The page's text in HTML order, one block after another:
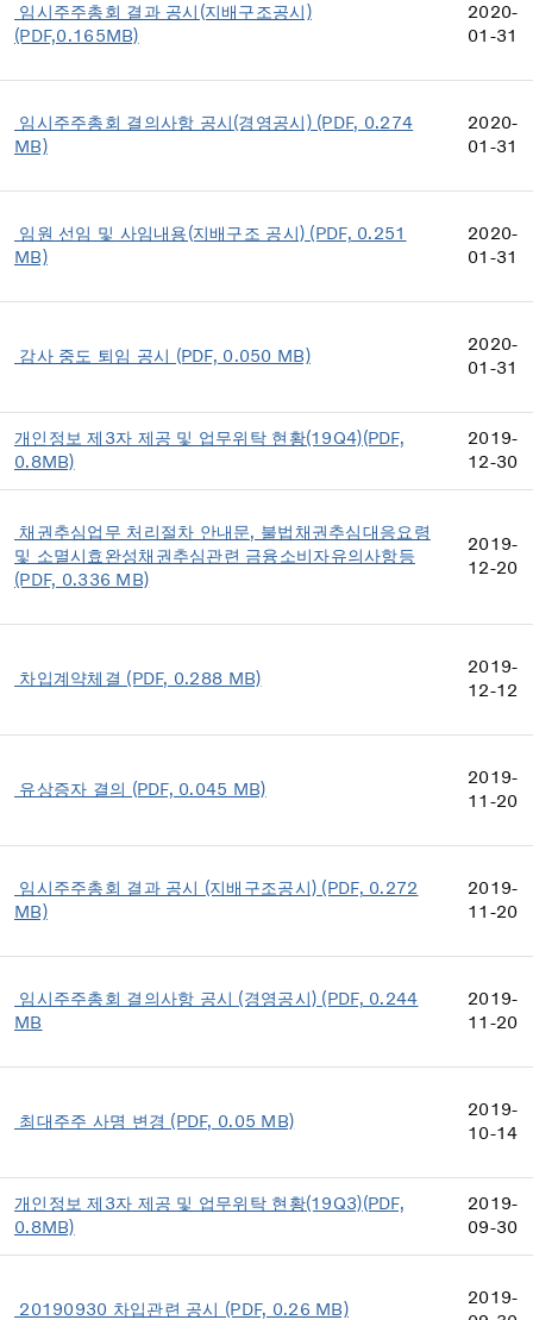
임시주주총회 결과 공시(지배구조공시)
(PDF,0.165MB)
2020-
01-31
임시주주총회 결의사항 공시(경영공시) (PDF, 0.274
MB)
2020-
01-31
임원 선임 및 사임내용(지배구조 공시) (PDF, 0.251
MB)
2020-
01-31
감사 중도 퇴임 공시 (PDF, 0.050 MB)
2020-
01-31
개인정보 제3자 제공 및 업무위탁 현황(19Q4)(PDF,
0.8MB)
2019-
12-30
채권추심업무 처리절차 안내문, 불법채권추심대응요령
및 소멸시효완성채권추심관련 금융소비자유의사항등
(PDF, 0.336 MB)
2019-
12-20
차입계약체결 (PDF, 0.288 MB)
2019-
12-12
유상증자 결의 (PDF, 0.045 MB)
2019-
11-20
임시주주총회 결과 공시 (지배구조공시) (PDF, 0.272
MB)
2019-
11-20
임시주주총회 결의사항 공시 (경영공시) (PDF, 0.244
MB
2019-
11-20
최대주주 사명 변경 (PDF, 0.05 MB)
2019-
10-14
개인정보 제3자 제공 및 업무위탁 현황(19Q3)(PDF,
0.8MB)
2019-
09-30
20190930 차입관련 공시 (PDF, 0.26 MB)
2019-